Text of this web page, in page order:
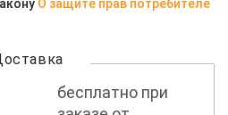
О защите прав потребителе
бесплатно при